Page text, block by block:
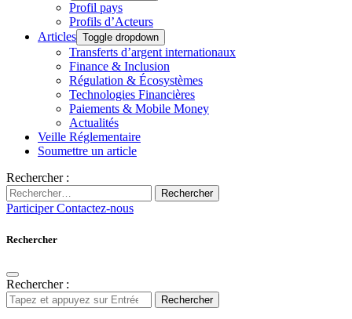
Profil pays
Profils d’Acteurs
Articles Toggle dropdown
Transferts d’argent internationaux
Finance & Inclusion
Régulation & Écosystèmes
Technologies Financières
Paiements & Mobile Money
Actualités
Veille Réglementaire
Soumettre un article
Rechercher :
Rechercher
ParticiperContactez-nous
Rechercher
Rechercher :
Rechercher